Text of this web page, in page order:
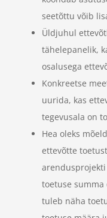
seetõttu võib
Üldjuhul
tähelepanelik,
osalusega
Konkreetse
uurida, kas
tegevusala on
Hea oleks
ettevõtte
arendusprojekti
toetuse summa
tuleb näha